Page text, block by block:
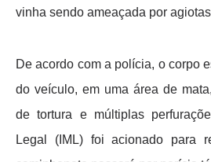
vinha sendo ameaçada por
De acordo com a polícia, o corpo
do veículo, em uma área de
de tortura e múltiplas
Legal (IML) foi acionado para